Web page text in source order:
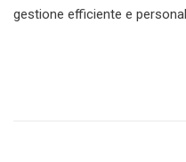
gestione efficiente e